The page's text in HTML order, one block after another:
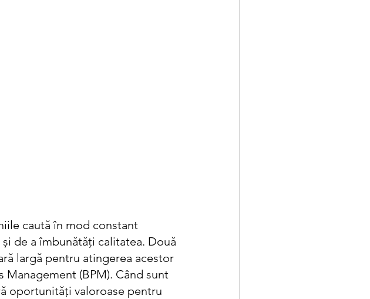
caută în mod constant
de a îmbunătăți calitatea. Două
largă pentru atingerea acestor
Management (BPM). Când sunt
oportunități valoroase pentru